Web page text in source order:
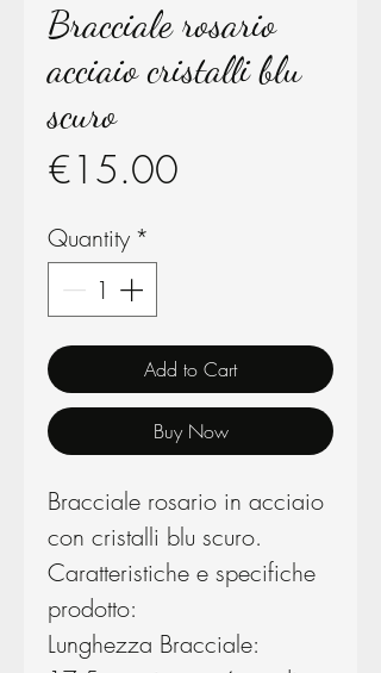
Bracciale rosario
acciaio cristalli blu
scuro
€15.00
Quantity *
Add to Cart
Buy Now
Bracciale rosario in acciaio
con cristalli blu scuro.
Caratteristiche e specifiche
prodotto:
Lunghezza Bracciale: